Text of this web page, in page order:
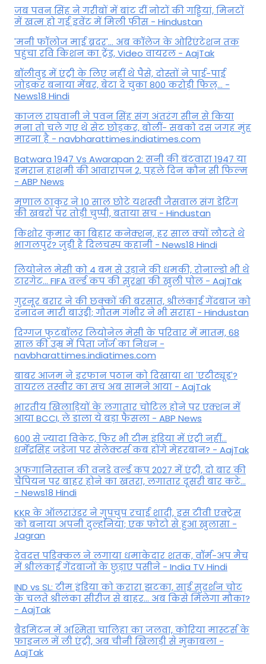
जब पवन सिंह ने गरीबों में बांट दीं नोटों की गड्डियां, मिनटों
में खत्म हो गई इवेंट में मिली फीस - Hindustan
'मनी फॉलोज माई ब्रदर'... अब कॉलेज के ओरिएंटेशन तक
पहुंचा रवि किशन का ट्रेंड, Video वायरल - AajTak
बॉलीवुड में एंट्री के लिए नहीं थे पैसे, दोस्तों ने पाई-पाई
जोड़कर बनाया मेंबर, बेटा दे चुका 800 करोड़ी फिल्... -
News18 Hindi
काजल राघवानी ने पवन सिंह संग अंतरंग सीन से किया
मना तो चले गए थे सेट छोड़कर, बोलीं- सबको दस जगह मुंह
मारना है - navbharattimes.indiatimes.com
Batwara 1947 Vs Awarapan 2: सनी की बंटवारा 1947 या
इमरान हाशमी की आवारापन 2, पहले दिन कौन सी फिल्म
- ABP News
मृणाल ठाकुर ने 10 साल छोटे यशस्वी जैसवाल संग डेटिंग
की खबरों पर तोड़ी चुप्पी, बताया सच - Hindustan
किशोर कुमार का बिहार कनेक्शन, हर साल क्यों लौटते थे
भागलपुर? जुड़ी है दिलचस्प कहानी - News18 Hindi
ल‍ियोनेल मेसी को 4 बम से उड़ाने की धमकी, रोनाल्डो भी थे
टारगेट... FIFA वर्ल्ड कप की सुरक्षा की खुली पोल - AajTak
गुरनूर बरार ने की छक्कों की बरसात, श्रीलंकाई गेंदबाज को
दनादन मारी बाउंड्री; गौतम गंभीर ने भी सराहा - Hindustan
दिग्गज फुटबॉलर लियोनेल मेसी के परिवार में मातम, 68
साल की उम्र में पिता जॉर्ज का निधन -
navbharattimes.indiatimes.com
बाबर आजम ने इरफान पठान को दिखाया था 'एटीट्यूड'?
वायरल तस्वीर का सच अब सामने आया - AajTak
भारतीय खिलाड़ियों के लगातार चोटिल होने पर एक्शन में
आया BCCI, ले डाला ये बड़ा फैसला - ABP News
600 से ज्यादा विकेट, फिर भी टीम इंडिया में एंट्री नहीं...
धर्मेंद्रसिंह जडेजा पर सेलेक्टर्स कब होंगे मेहरबान? - AajTak
अफगानिस्तान की वनडे वर्ल्ड कप 2027 में एंट्री, दो बार की
चैंपियन पर बाहर होने का खतरा, लगातार दूसरी बार कटे...
- News18 Hindi
KKR के ऑलराउंडर ने गुपचुप रचाई शादी, इस टीवी एक्ट्रेस
को बनाया अपनी दुल्हनिया; एक फोटो से हुआ खुलासा -
Jagran
देवदत्त पडिक्कल ने लगाया धमाकेदार शतक, वॉर्म-अप मैच
में श्रीलंकाई गेंदबाजों के छुड़ाए पसीने - India TV Hindi
IND vs SL: टीम इंड‍िया को करारा झटका, साई सुदर्शन चोट
के चलते श्रीलंका सीरीज से बाहर... अब किसे म‍िलेगा मौका?
- AajTak
बैडमिंटन में अश्मिता चालिहा का जलवा, कोरिया मास्टर्स के
फाइनल में ली एंट्री, अब चीनी खिलाड़ी से मुकाबला -
AajTak